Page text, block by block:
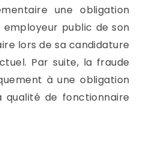
une obligation
public de son
lors de sa candidature
Par suite, la fraude
à une obligation
qualité de fonctionnaire